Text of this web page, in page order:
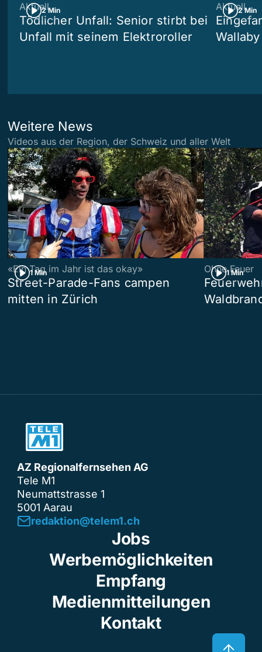
2 Min
Aktuell
Tödlicher Unfall: Senior stirbt bei
Unfall mit seinem Elektroroller
2 Min
Aktuell
Weitere News
Videos aus der Region, der Schweiz und aller Welt
1 Min
«Ein Tag im Jahr ist das okay»
Street-Parade-Fans campen
mitten in Zürich
1 Min
Ohne Feuer
AZ Regionalfernsehen AG
Tele M1
Neumattstrasse 1
5001 Aarau
redaktion@telem1.ch
Jobs
Werbemöglichkeiten
Empfang
Medienmitteilungen
Kontakt